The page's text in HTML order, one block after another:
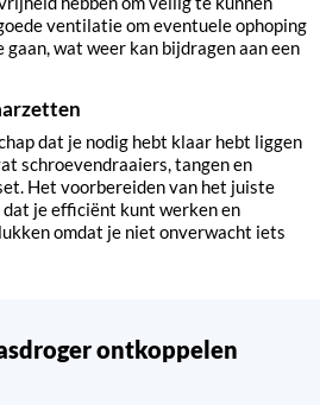
ventilatie om eventuele ophoping
wat weer kan bijdragen aan een
dat je nodig hebt klaar hebt liggen
schroevendraaiers, tangen en
Het voorbereiden van het juiste
je efficiënt kunt werken en
omdat je niet onverwacht iets
ontkoppelen